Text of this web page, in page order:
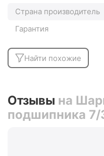
Страна производитель
Гарантия
Найти похожие
Отзывы на
подшипника